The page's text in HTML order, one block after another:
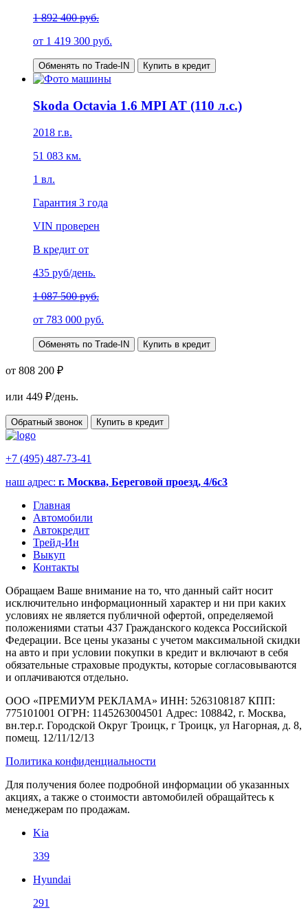
1 892 400 руб.
от 1 419 300 руб.
Обменять по Trade-IN Купить в кредит
Skoda Octavia 1.6 MPI AT (110 л.с.)
2018 г.в.
51 083 км.
1 вл.
Гарантия 3 года
VIN проверен
В кредит от
435 руб/день.
1 087 500 руб.
от 783 000 руб.
Обменять по Trade-IN Купить в кредит
от 808 200 ₽
или 449 ₽/день.
Обратный звонок Купить в кредит
+7 (495) 487-73-41
наш адрес: г. Москва, Береговой проезд, 4/6с3
Главная
Автомобили
Автокредит
Трейд-Ин
Выкуп
Контакты
Обращаем Ваше внимание на то, что данный сайт носит
исключительно информационный характер и ни при каких
условиях не является публичной офертой, определяемой
положениями статьи 437 Гражданского кодекса Российской
Федерации. Все цены указаны с учетом максимальной скидки
на авто и при условии покупки в кредит и включают в себя
обязательные страховые продукты, которые согласовываются
и оплачиваются отдельно.
ООО «ПРЕМИУМ РЕКЛАМА» ИНН: 5263108187 КПП:
775101001 ОГРН: 1145263004501 Адрес: 108842, г. Москва,
вн.тер.г. Городской Округ Троицк, г Троицк, ул Нагорная, д. 8,
помещ. 12/11/12/13
Политика конфиденциальности
Для получения более подробной информации об указанных
акциях, а также о стоимости автомобилей обращайтесь к
менеджерам по продажам.
Kia
339
Hyundai
291